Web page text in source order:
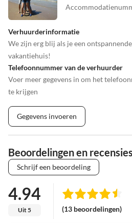
Verhuurderinformatie
We zijn erg blij als je een
vakantiehuis!
Telefoonnummer van de verhuurder
Voer meer gegevens in om het
te krijgen
Gegevens invoeren
Beoordelingen en recensies
Schrijf een beoordeling
4.94
Uit 5 (13 beoordelingen)